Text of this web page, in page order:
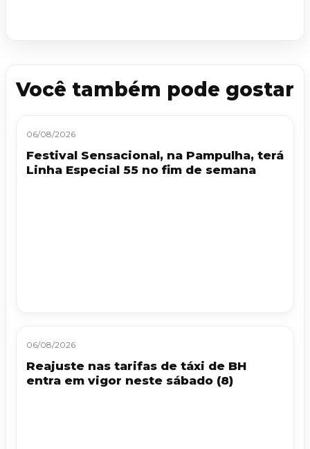
Você também pode gostar
06/08/2026
Festival Sensacional, na Pampulha, terá
Linha Especial 55 no fim de semana
06/08/2026
Reajuste nas tarifas de táxi de BH
entra em vigor neste sábado (8)